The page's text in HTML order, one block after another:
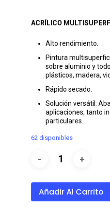
cliente
ACRÍLICO
Alto rendimiento.
Pintura
sobre aluminio y
plásticos, madera,
Rápido secado.
Solución versátil:
aplicaciones, tanto
particulares.
62 disponibles
Añadir Al Carrito